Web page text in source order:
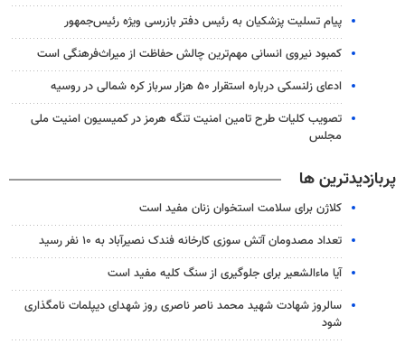
پیام تسلیت پزشکیان به رئیس دفتر بازرسی ویژه رئیس‌جمهور
کمبود نیروی انسانی مهم‌ترین چالش حفاظت از میراث‌فرهنگی است
ادعای زلنسکی درباره استقرار ۵۰ هزار سرباز کره شمالی در روسیه
تصویب کلیات طرح تامین امنیت تنگه هرمز در کمیسیون امنیت ملی
مجلس
پربازدیدترین ها
کلاژن برای سلامت استخوان زنان مفید است
تعداد مصدومان آتش سوزی کارخانه فندک نصیرآباد به ۱۰ نفر رسید
آیا ماءالشعیر برای جلوگیری از سنگ کلیه مفید است
سالروز شهادت شهید محمد ناصر ناصری روز شهدای دیپلمات نامگذاری
شود